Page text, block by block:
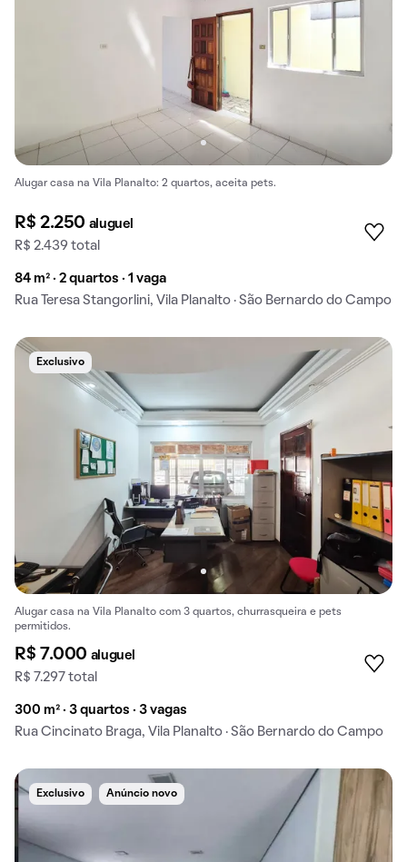
Alugar casa na Vila Planalto: 2 quartos, aceita pets.
R$ 2.250 aluguel
R$ 2.439 total
84 m² · 2 quartos · 1 vaga
Rua Teresa Stangorlini, Vila Planalto · São Bernardo do Campo
Exclusivo
Alugar casa na Vila Planalto com 3 quartos, churrasqueira e pets
permitidos.
R$ 7.000 aluguel
R$ 7.297 total
300 m² · 3 quartos · 3 vagas
Rua Cincinato Braga, Vila Planalto · São Bernardo do Campo
Exclusivo Anúncio novo